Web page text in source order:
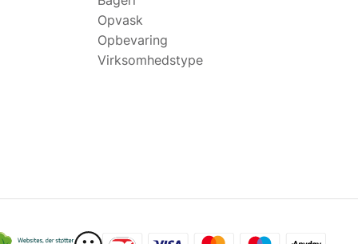
Opvask
Opbevaring
Virksomhedstype